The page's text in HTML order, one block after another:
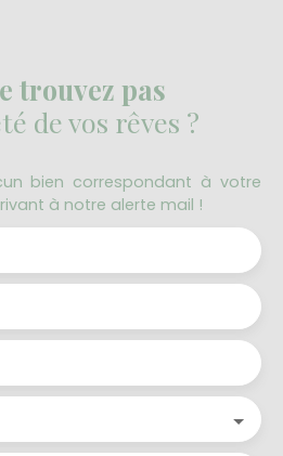
trouvez pas
de vos rêves ?
bien correspondant à votre
à notre alerte mail !